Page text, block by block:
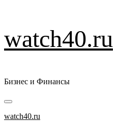
к
содержимому
watch40.ru
Бизнес и Финансы
Основное
меню
watch40.ru